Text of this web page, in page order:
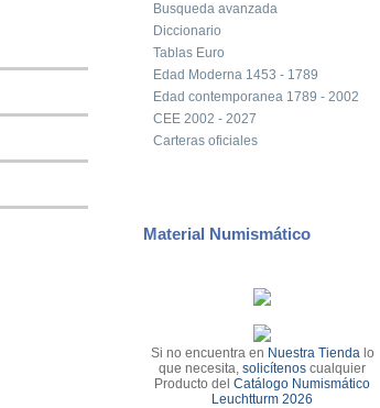
Busqueda avanzada
Diccionario
Tablas Euro
Edad Moderna 1453 - 1789
Edad contemporanea 1789 - 2002
CEE 2002 - 2027
Carteras oficiales
Material Numismático
Si no encuentra en Nuestra Tienda lo
que necesita,solicítenos cualquier
Producto delCatálogo Numismático
Leuchtturm 2026